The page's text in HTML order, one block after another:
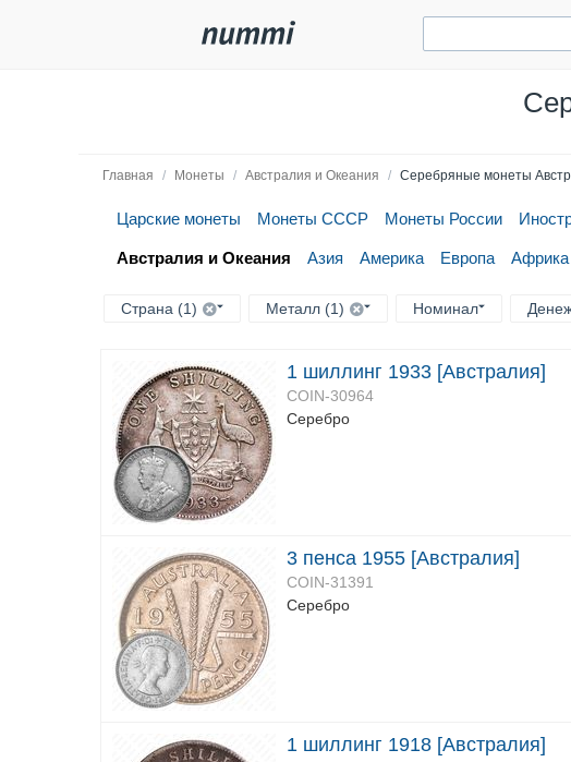
Главная / Монеты / Австралия и Океания / Серебряные монеты
Царские монеты Монеты СССР Монеты России
Австралия и Океания Азия Америка Европа Африка
Страна (1) Металл (1) Номинал
1 шиллинг 1933 [Австралия]
COIN-30964
Серебро
3 пенса 1955 [Австралия]
COIN-31391
Серебро
1 шиллинг 1918 [Австралия]